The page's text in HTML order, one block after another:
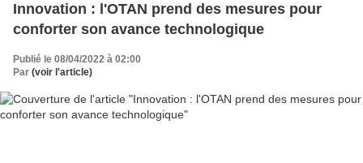
Innovation : l'OTAN prend des mesures pour
conforter son avance technologique
Publié le 08/04/2022 à 02:00
Par (voir l'article)